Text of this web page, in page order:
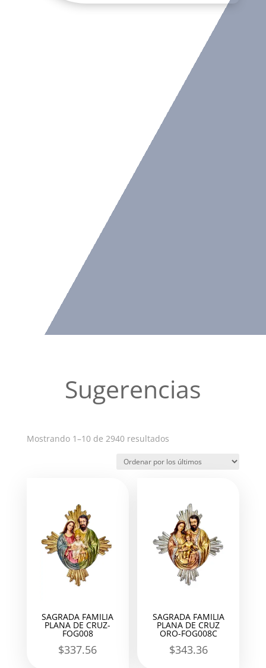
cantidad
Sugerencias
Mostrando 1–10 de 2940 resultadosOrdenado
los
SAGRADA FAMILIA
PLANA DE CRUZ-
FOG008
$337.56
SAGRADA FAMILIA
PLANA DE CRUZ
ORO-FOG008C
$343.36